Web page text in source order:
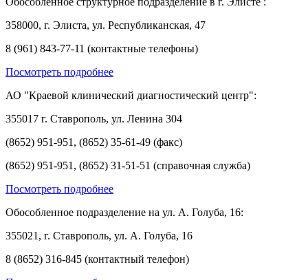
358000, г. Элиста, ул. Республиканская, 47
8 (961) 843-77-11 (контактные телефоны)
Посмотреть подробнее
АО "Краевой клинический диагностический центр":
355017 г. Ставрополь, ул. Ленина 304
(8652) 951-951, (8652) 35-61-49 (факс)
(8652) 951-951, (8652) 31-51-51 (справочная служба)
Посмотреть подробнее
Обособленное подразделение на ул. А. Голуба, 16:
355021, г. Ставрополь, ул. А. Голуба, 16
8 (8652) 316-845 (контактный телефон)